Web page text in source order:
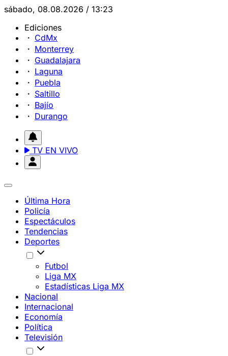
sábado, 08.08.2026 / 13:23
Ediciones
CdMx
Monterrey
Guadalajara
Laguna
Puebla
Saltillo
Bajío
Durango
TV EN VIVO
Última Hora
Policía
Espectáculos
Tendencias
Deportes
Futbol
Liga MX
Estadísticas Liga MX
Nacional
Internacional
Economía
Política
Televisión